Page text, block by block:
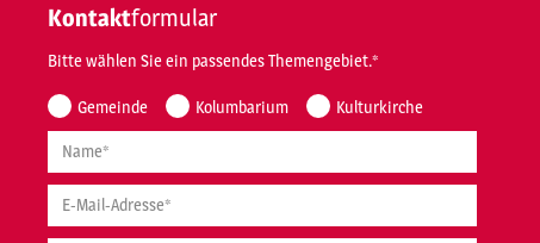
Kontaktformular
Bitte wählen Sie ein passendes Themengebiet.*
Gemeinde Kolumbarium Kulturkirche
Name*
E-Mail-Adresse*